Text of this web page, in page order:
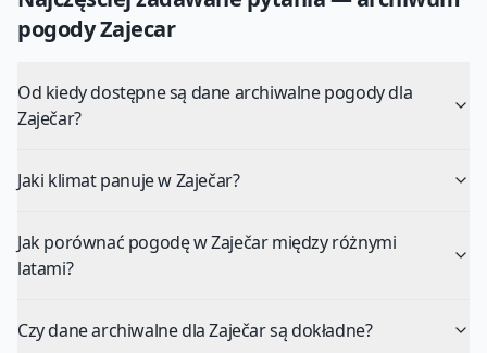
pogodyZajecar
Od kiedy dostępne są dane archiwalne pogody dla
Zaječar?
Jaki klimat panuje w Zaječar?
Jak porównać pogodę w Zaječar między różnymi
latami?
Czy dane archiwalne dla Zaječar są dokładne?